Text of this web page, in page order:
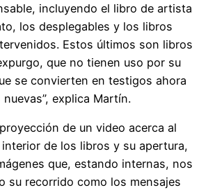
incluyendo el libro de artista
los desplegables y los libros
Estos últimos son libros
que no tienen uso por su
se convierten en testigos ahora
explica Martín.
de un video acerca al
de los libros y su apertura,
que, estando internas, nos
su recorrido como los mensajes